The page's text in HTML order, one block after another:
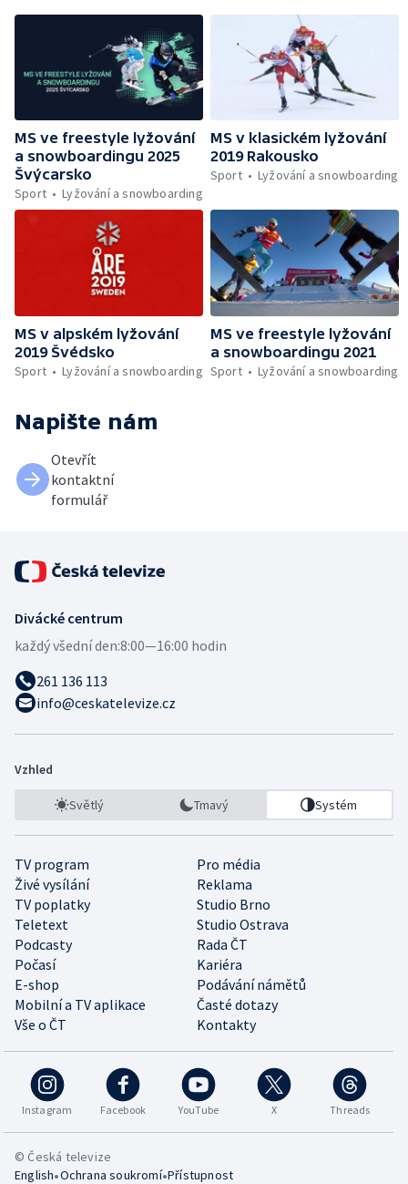
MS ve freestyle lyžování
a snowboardingu 2025
Švýcarsko
Sport
Lyžování a snowboarding
MS v klasickém lyžování
2019 Rakousko
Sport
Lyžování a snowboarding
MS v alpském lyžování
2019 Švédsko
Sport
Lyžování a snowboarding
MS ve freestyle lyžování
a snowboardingu 2021
Sport
Lyžování a snowboarding
Napište nám
Otevřít
kontaktní
formulář
Divácké centrum
každý všední den:8:00—16:00 hodin
261 136 113
info@ceskatelevize.cz
Vzhled
Světlý Tmavý Systém
TV program
Pro média
Živé vysílání
Reklama
TV poplatky
Studio Brno
Teletext
Studio Ostrava
Podcasty
Rada ČT
Počasí
Kariéra
E-shop
Podávání námětů
Mobilní a TV aplikace
Časté dotazy
Vše o ČT
Kontakty
Instagram Facebook YouTube X Threads
© Česká televize
English•Ochrana soukromí•Přístupnost